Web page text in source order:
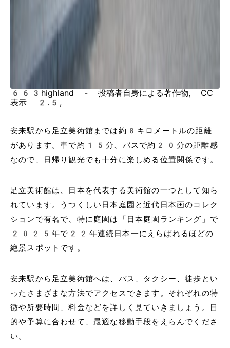
663highland - 投稿者自身による著作物, CC
表示 2.5,
安来駅から足立美術館までは約8キロメートルの距離
があります。車で約15分、バスで約20分の距離感
なので、日帰り観光でも十分に楽しめる位置関係です。
足立美術館は、日本を代表する美術館の一つとして知ら
れています。うつくしい日本庭園と近代日本画のコレク
ションで有名で、特に庭園は「日本庭園ランキング」で
2025年で22年連続日本一にえらばれるほどの
絶景スポットです。
安来駅から足立美術館へは、バス、タクシー、徒歩とい
ったさまざまな方法でアクセスできます。それぞれの特
徴や所要時間、料金などを詳しく見ていきましょう。目
的や予算に合わせて、最適な移動手段をえらんでくださ
い。